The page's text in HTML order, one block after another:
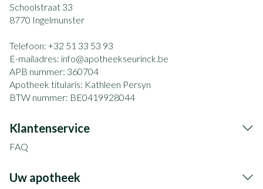
Schoolstraat 33
8770 Ingelmunster
Telefoon: +32 51 33 53 93
E-mailadres: info@apotheekseurinck.be
APB nummer: 360704
Apotheek titularis: Kathleen Persyn
BTW nummer: BE0419928044
Klantenservice
FAQ
Uw apotheek